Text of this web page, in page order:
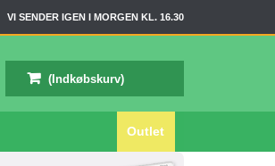
VI SENDER IGEN I MORGEN KL. 16.30
Outlet
(Indkøbskurv)